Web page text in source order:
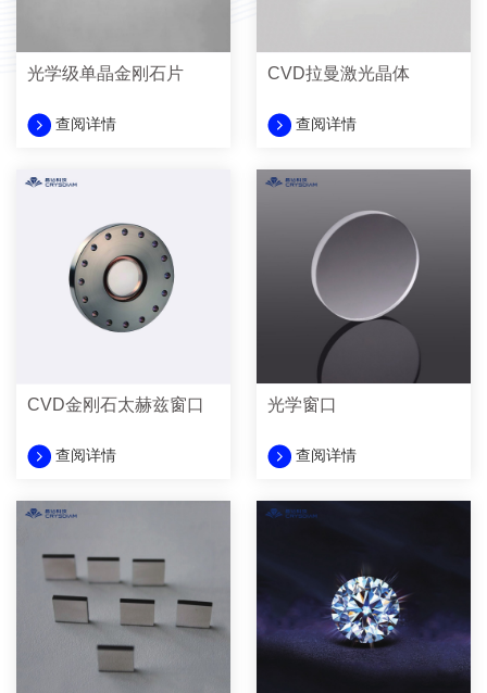
光学级单晶金刚石片
查阅详情
CVD拉曼激光晶体
查阅详情
CVD金刚石太赫兹窗口
查阅详情
光学窗口
查阅详情